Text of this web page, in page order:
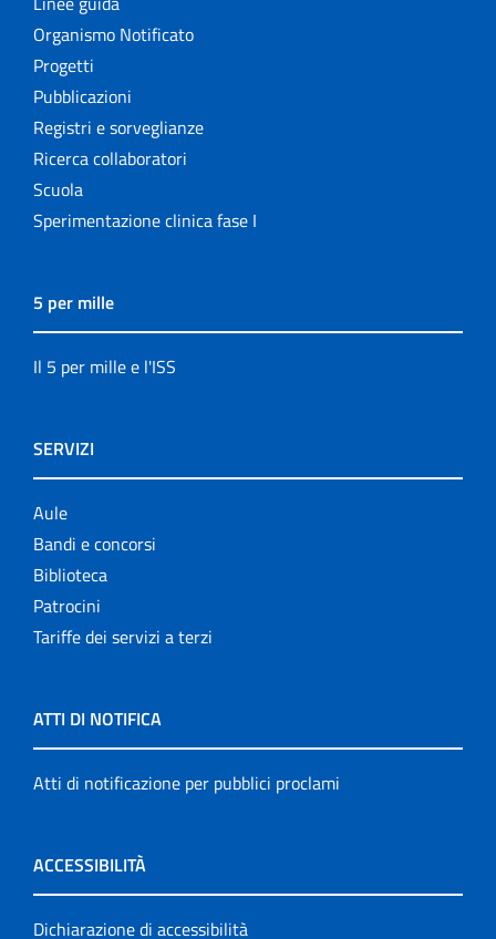
Organismo Notificato
Progetti
Pubblicazioni
Registri e sorveglianze
Ricerca collaboratori
Scuola
Sperimentazione clinica fase I
5 per mille
Il 5 per mille e l'ISS
SERVIZI
Aule
Bandi e concorsi
Biblioteca
Patrocini
Tariffe dei servizi a terzi
ATTI DI NOTIFICA
Atti di notificazione per pubblici proclami
ACCESSIBILITÀ
Dichiarazione di accessibilità